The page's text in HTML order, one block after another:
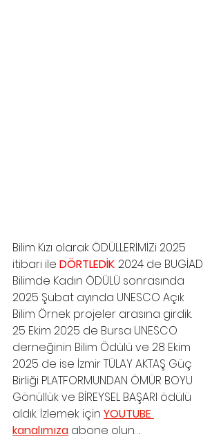
Bilim Kızı olarak ÖDÜLLERİMİZi 2025
itibari ile DÖRTLEDİK. 2024 de BUGİAD
Bilimde Kadın ÖDÜLÜ sonrasında
2025 Şubat ayında UNESCO Açık
Bilim Örnek projeler arasına girdik.
25 Ekim 2025 de Bursa UNESCO
derneğinin Bilim Ödülü ve 28 Ekim
2025 de ise İzmir TÜLAY AKTAŞ Güç
Birliği PLATFORMUNDAN ÖMÜR BOYU
Gönüllük ve BİREYSEL BAŞARI ödülü
aldık. İzlemek için YOUTUBE
kanalımıza abone olun….